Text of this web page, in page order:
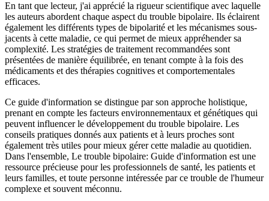
En tant que lecteur, j'ai apprécié la rigueur scientifique avec laquelle
les auteurs abordent chaque aspect du trouble bipolaire. Ils éclairent
également les différents types de bipolarité et les mécanismes sous-
jacents à cette maladie, ce qui permet de mieux appréhender sa
complexité. Les stratégies de traitement recommandées sont
présentées de manière équilibrée, en tenant compte à la fois des
médicaments et des thérapies cognitives et comportementales
efficaces.
Ce guide d'information se distingue par son approche holistique,
prenant en compte les facteurs environnementaux et génétiques qui
peuvent influencer le développement du trouble bipolaire. Les
conseils pratiques donnés aux patients et à leurs proches sont
également très utiles pour mieux gérer cette maladie au quotidien.
Dans l'ensemble, Le trouble bipolaire: Guide d'information est une
ressource précieuse pour les professionnels de santé, les patients et
leurs familles, et toute personne intéressée par ce trouble de l'humeur
complexe et souvent méconnu.